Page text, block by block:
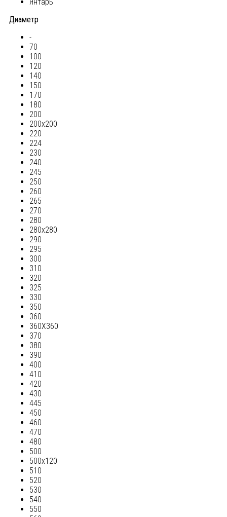
Янтарь
Диаметр
-
70
100
120
140
150
170
180
200
200х200
220
224
230
240
245
250
260
265
270
280
280х280
290
295
300
310
320
325
330
350
360
360Х360
370
380
390
400
410
420
430
445
450
460
470
480
500
500х120
510
520
530
540
550